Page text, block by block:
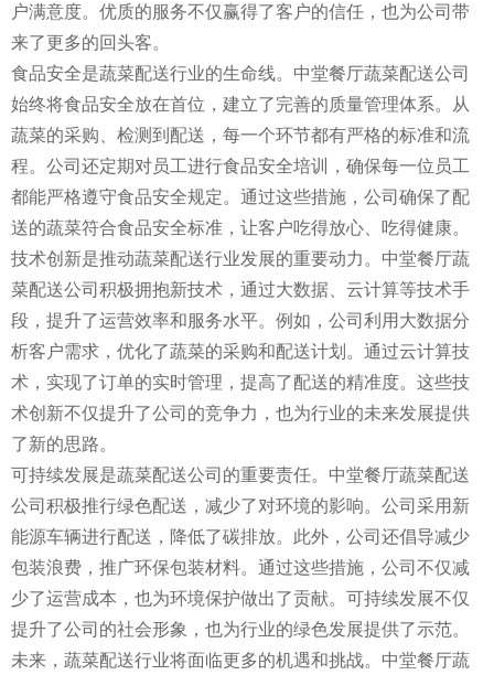
户满意度。优质的服务不仅赢得了客户的信任，也为公司带
来了更多的回头客。
食品安全是蔬菜配送行业的生命线。中堂餐厅蔬菜配送公司
始终将食品安全放在首位，建立了完善的质量管理体系。从
蔬菜的采购、检测到配送，每一个环节都有严格的标准和流
程。公司还定期对员工进行食品安全培训，确保每一位员工
都能严格遵守食品安全规定。通过这些措施，公司确保了配
送的蔬菜符合食品安全标准，让客户吃得放心、吃得健康。
技术创新是推动蔬菜配送行业发展的重要动力。中堂餐厅蔬
菜配送公司积极拥抱新技术，通过大数据、云计算等技术手
段，提升了运营效率和服务水平。例如，公司利用大数据分
析客户需求，优化了蔬菜的采购和配送计划。通过云计算技
术，实现了订单的实时管理，提高了配送的精准度。这些技
术创新不仅提升了公司的竞争力，也为行业的未来发展提供
了新的思路。
可持续发展是蔬菜配送公司的重要责任。中堂餐厅蔬菜配送
公司积极推行绿色配送，减少了对环境的影响。公司采用新
能源车辆进行配送，降低了碳排放。此外，公司还倡导减少
包装浪费，推广环保包装材料。通过这些措施，公司不仅减
少了运营成本，也为环境保护做出了贡献。可持续发展不仅
提升了公司的社会形象，也为行业的绿色发展提供了示范。
未来，蔬菜配送行业将面临更多的机遇和挑战。中堂餐厅蔬